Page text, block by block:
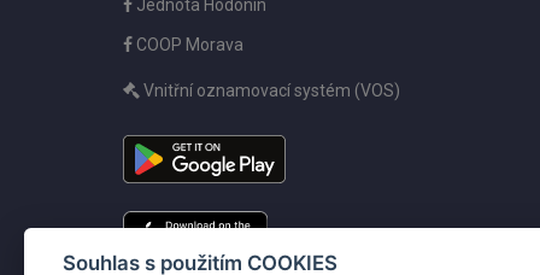
Jednota Hodonín
COOP Morava
Vnitřní oznamovací systém (VOS)
Souhlas s použitím COOKIES